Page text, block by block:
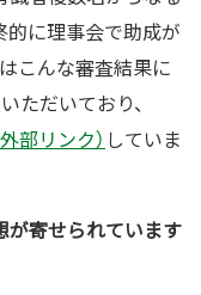
に理事会で助成が
こんな審査結果に
ただいており、
部リンク） していま
が寄せられています